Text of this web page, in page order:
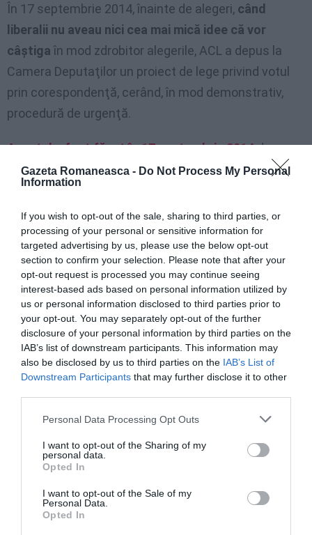
Gazeta Romaneasca - Do Not Process My Personal
Information
If you wish to opt-out of the sale, sharing to third parties, or
processing of your personal or sensitive information for
targeted advertising by us, please use the below opt-out
section to confirm your selection. Please note that after your
opt-out request is processed you may continue seeing
interest-based ads based on personal information utilized by
us or personal information disclosed to third parties prior to
your opt-out. You may separately opt-out of the further
disclosure of your personal information by third parties on the
IAB’s list of downstream participants. This information may
also be disclosed by us to third parties on the IAB’s List of
Downstream Participants that may further disclose it to other
Personal Data Processing Opt Outs
I want to opt-out of the Sharing of my
personal data.
Opted In
I want to opt-out of the Sale of my
Personal Data.
Opted In
În 17 septembrie 2014, înainte de alegeri, când
liberalii nu aveau nici cea mai mică idee că vor
câştiga în mod zdrobitor alegerile, ACL a depus la
Camera Deputaţilor un proiect de lege privind votul
prin corespondenţă, cerând, în mod demonstrativ,
procedură de urgenţă.
Anunţul a fost făcut în 17 septembrie 2014de
deputatul PNL Gabriel Andronache, în conferinţă de
presă.Potrivit ştirii Mediafax de atunci
ca prin acest proiect de lege
să elimine posibilitatea
de fraudă electoralăşi să simplifice birocraţia,
astfel încât să existe o prezenţă cât mai mare la vot
a românilor din afara graniţelor ţării.”
Andronache a spus că prin acest proiect se instituie
“un mecanism coerent de gestionare şi validare a
voturilor exprimate prin corespondenţă, având în prim
plan Autoritatea Electorală Permanentă, instituţie
Despre proiect a vorbit şi Klaus Iohannis în campania
electorală, fiind argumentul cel mai bun pentru a
dovedi cât de mult le pasă liberalilor de votul
diasporei.Iată ce ne-a declarat înainte
de alegeri
actualul preşedinte: